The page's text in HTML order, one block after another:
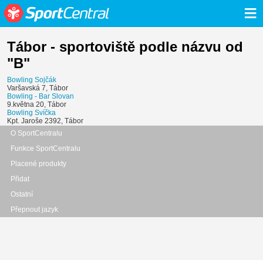
≡
Tábor - sportoviště podle názvu od
"B"
Bowling Sojčák
Varšavská 7, Tábor
Bowling - Bar Slovan
9.května 20, Tábor
Bowling Svíčka
Kpt. Jaroše 2392, Tábor
O SportCentralu
Funkce SportCentralu
Placené produkty
Přidat
Ostatní
Přepnout jazyk